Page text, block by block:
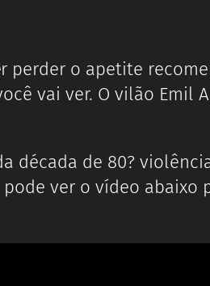
perder o apetite
vai ver. O vilão Emil
de 80?
ver o vídeo